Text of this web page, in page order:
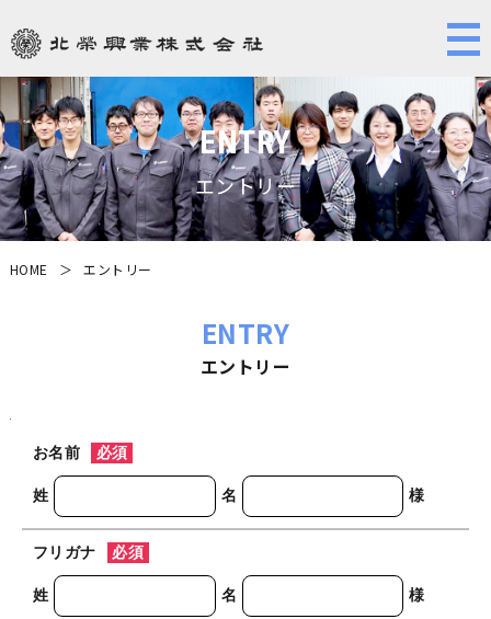
ENTRY
エントリー
HOME ＞ エントリー
ENTRY
エントリー
お名前 必須
姓 名 様
フリガナ 必須
姓 名 様